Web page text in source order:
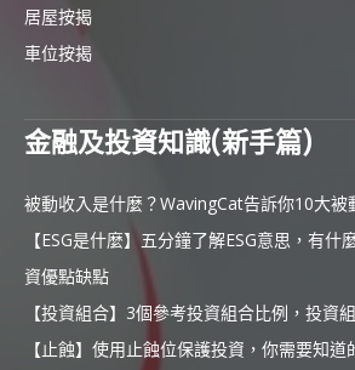
居屋按揭
車位按揭
金融及投資知識(新手篇)
被動收入是什麼？WavingCat告訴你10大被
【ESG是什麼】五分鐘了解ESG意思，有什
資優點缺點
【投資組合】3個參考投資組合比例，投資
【止蝕】使用止蝕位保護投資，你需要知